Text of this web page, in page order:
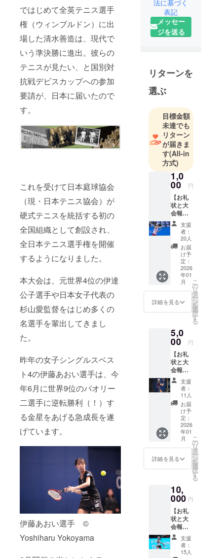
ではじめて全英テニス選手
権（ウィンブルドン）に出
場した清水善造は、現代で
いう準決勝に進出。彼らの
テニスが見たい、と国別対
抗戦デビスカップへの参加
要請が、日本に届いたので
す。
これを受けて日本庭球協会
（現・日本テニス協会）が
硬式テニスを統括する初の
全国組織として創設され、
全日本テニス選手権を開催
するようになりました。
本大会は、元世界4位の伊達
公子選手や日本女子代表の
杉山愛監督をはじめ多くの
名選手を輩出してきまし
た。
昨年の女子シングルスベス
ト4の伊藤あおい選手は、今
年6月に世界9位のパオリー
二選手に逆転勝利（！）す
る金星をあげる急成長を遂
げています。
伊藤あおい選手 ©
Yoshiharu Yokoyama
図っていま
す。全日本
テニス選手
権のほか、
リー・ジー
ン・キン
グ・カップ
カップ）の
日本事務局
も務めてい
ます！
法に基づく
表記
メッセー
ジを送る
リターンを
選ぶ
目標金額
未達でも
リターン
が届きま
す(All-in
方式)
1,0
00 円
【お礼
状と大
会報告
書】 感
謝の気
持ちを
込め
て、お
礼状と
100回記
念大会
の電子
報告書
をお送
りしま
す。
金控除
の対象
にはな
りませ
ん】 本
プロ
ジェク
トへの
ご支援
は、ご
寄附と
してい
ただき
ます
が、寄
附金控
除は
なりま
すこ
と、ご
留意く
ださ
い。
【お願
い】 日
本テニ
支援
者：
20人
お届
け予
定：
2026
年01
月
詳細を見る
こ
の
リ
タ
ー
ン
を
選
択
す
る
5,0
00 円
【お礼
状と大
会報告
書】 感
謝の気
持ちを
込め
て、お
礼状と
100回記
念大会
の電子
報告書
をお送
りしま
す。
金控除
の対象
となり
ます】
本プロ
ジェク
トへの
ご支援
は、純
支援
者：
11人
お届
け予
定：
2026
年01
月
詳細を見る
こ
の
リ
タ
ー
ン
を
選
択
す
る
10,
000 円
【お礼
状と大
会報告
書】 感
謝の気
持ちを
支援
者：
15人